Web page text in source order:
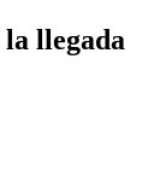
llegada